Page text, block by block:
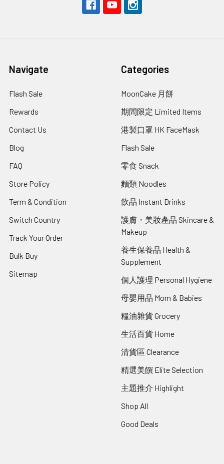
Navigate
Flash Sale
Rewards
Contact Us
Blog
FAQ
Store Policy
Term & Condition
Switch Country
Track Your Order
Bulk Buy
Sitemap
Categories
MoonCake 月餅
期間限定 Limited Items
港製口罩 HK FaceMask
Flash Sale
零食 Snack
麵類 Noodles
飲品 Instant Drinks
護膚・美妝產品 Skincare &
Makeup
養生保養品 Health &
Supplement
個人護理 Personal Hygiene
母嬰用品 Mom & Babies
糧油雜貨 Grocery
生活百貨 Home
清貨區 Clearance
精選美饌 Elite Selection
主題推介 Highlight
Shop All
Good Deals